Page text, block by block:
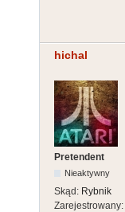
hichal
Pretendent
Nieaktywny
Skąd: Rybnik
Zarejestrowany: